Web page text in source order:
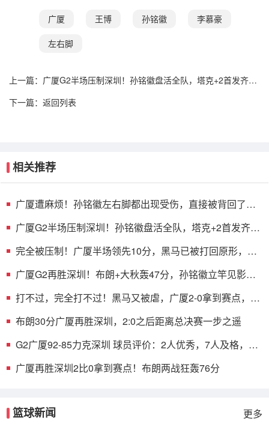
广厦 王博 孙铭徽 李慕豪
左右脚
上一篇： 广厦G2半场压制深圳！孙铭徽盘活全队，塔克+2首发齐
下一篇： 返回列表
相关推荐
广厦遭麻烦！孙铭徽左右脚都出现受伤，直接被背回了更
广厦G2半场压制深圳！孙铭徽盘活全队，塔克+2首发齐
完全被压制！广厦半场领先10分，黑马已被打回原形，郑
广厦G2再胜深圳！布朗+大秋轰47分，孙铭徽立竿见影，
打不过，完全打不过！黑马又被虐，广厦2-0拿到赛点，
布朗30分广厦再胜深圳，2:0之后距离总决赛一步之遥
G2广厦92-85力克深圳 球员评价：2人优秀，7人及格，2
广厦再胜深圳2比0拿到赛点！布朗两战狂轰76分
篮球新闻 更多